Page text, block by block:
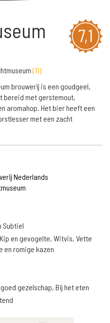
7,1
(11)
brouwerij is een goudgeel,
bereid met gerstemout,
aromahop. Het bier heeft een
met een zacht
Nederlands
Subtiel
en gevogelte, Witvis, Vette
en romige kazen
gezelschap, Bij het eten